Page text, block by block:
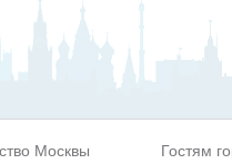
Москвы Гостям